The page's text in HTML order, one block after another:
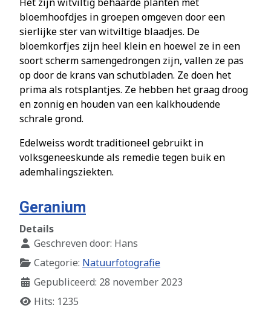
bloemhoofdjes in groepen omgeven door een
sierlijke ster van witviltige blaadjes. De
bloemkorfjes zijn heel klein en hoewel ze in een
soort scherm samengedrongen zijn, vallen ze pas
op door de krans van schutbladen. Ze doen het
prima als rotsplantjes. Ze hebben het graag droog
en zonnig en houden van een kalkhoudende
schrale grond.
Edelweiss wordt traditioneel gebruikt in
volksgeneeskunde als remedie tegen buik en
ademhalingsziekten.
Geranium
Details
Geschreven door: Hans
Categorie: Natuurfotografie
Gepubliceerd: 28 november 2023
Hits: 1235